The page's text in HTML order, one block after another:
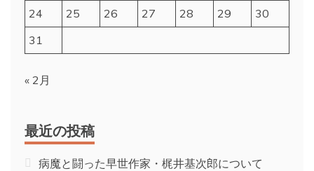
24
25 26 27 28 29
30
31
« 2月
最近の投稿
病魔と闘った早世作家・梶井基次郎について